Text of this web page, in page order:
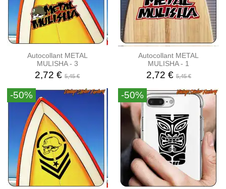
Autocollant METAL
MULISHA - 3
2,72 €5,45 €
Autocollant METAL
MULISHA - 1
2,72 €5,45 €
-50% -50%